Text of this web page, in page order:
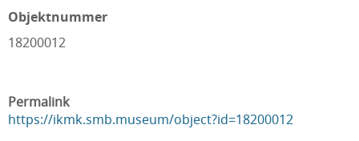
Objektnummer
18200012
Permalink
https://ikmk.smb.museum/object?id=18200012